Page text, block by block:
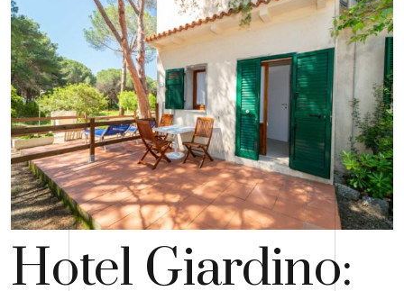
Hotel Giardino: